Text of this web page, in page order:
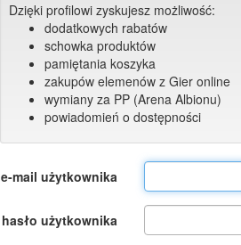
Dzięki profilowi zyskujesz możliwość:
dodatkowych rabatów
schowka produktów
pamiętania koszyka
zakupów elemenów z Gier online
wymiany za PP (Arena Albionu)
powiadomień o dostępności
e-mail użytkownika
hasło użytkownika